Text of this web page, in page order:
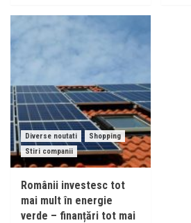
Diverse noutati
Shopping
Stiri companii
Românii investesc tot
mai mult în energie
verde – finanțări tot mai